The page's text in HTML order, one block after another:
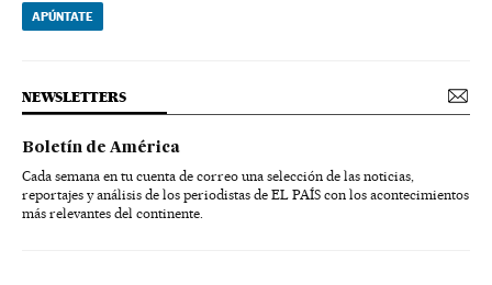
APÚNTATE
NEWSLETTERS
Boletín de América
Cada semana en tu cuenta de correo una selección de las noticias,
reportajes y análisis de los periodistas de EL PAÍS con los acontecimientos
más relevantes del continente.